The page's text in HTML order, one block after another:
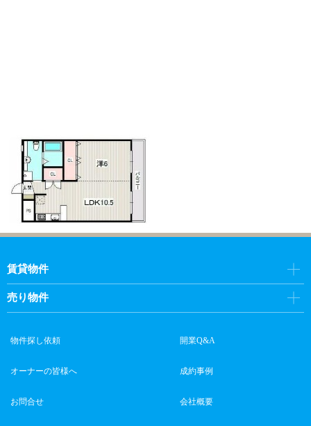
賃貸物件
売り物件
物件探し依頼 開業Q&A
オーナーの皆様へ 成約事例
お問合せ 会社概要